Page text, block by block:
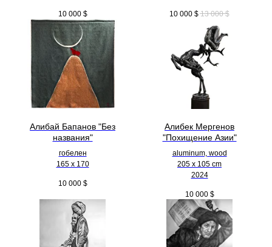
10 000 $ 10 000 $ 13 000 $
Алибай Бапанов "Без
названия"
гобелен
165 x 170
10 000 $
Алибек Мергенов
"Похищение Азии"
aluminum, wood
205 х 105 cm
2024
10 000 $